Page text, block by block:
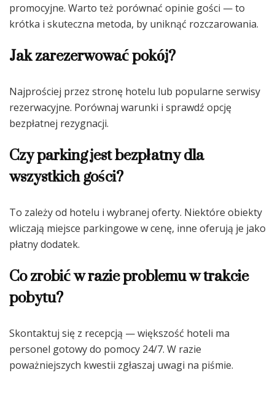
promocyjne. Warto też porównać opinie gości — to
krótka i skuteczna metoda, by uniknąć rozczarowania.
Jak zarezerwować pokój?
Najprościej przez stronę hotelu lub popularne serwisy
rezerwacyjne. Porównaj warunki i sprawdź opcję
bezpłatnej rezygnacji.
Czy parking jest bezpłatny dla
wszystkich gości?
To zależy od hotelu i wybranej oferty. Niektóre obiekty
wliczają miejsce parkingowe w cenę, inne oferują je jako
płatny dodatek.
Co zrobić w razie problemu w trakcie
pobytu?
Skontaktuj się z recepcją — większość hoteli ma
personel gotowy do pomocy 24/7. W razie
poważniejszych kwestii zgłaszaj uwagi na piśmie.